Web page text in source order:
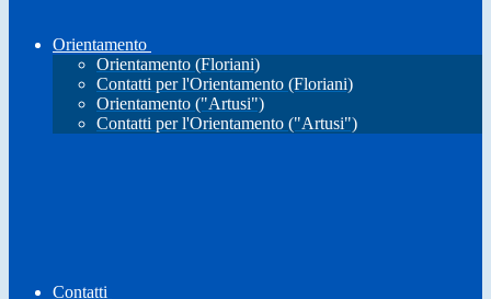
Orientamento
Orientamento (Floriani)
Contatti per l'Orientamento (Floriani)
Orientamento ("Artusi")
Contatti per l'Orientamento ("Artusi")
Contatti